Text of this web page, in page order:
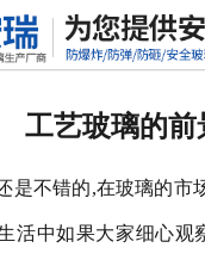
工艺玻璃的前
是不错的,在玻璃的市
活中如果大家细心观